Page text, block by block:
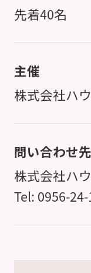
先着40名
主催
株式会社ハ
問い合わせ先
株式会社ハ
Tel: 0956-